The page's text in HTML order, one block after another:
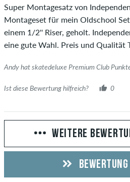
Super Montagesatz von
Montageset für mein Oldschool
einem 1/2'' Riser, geholt.
eine gute Wahl. Preis und Qualität
Andy hat skatedeluxe Premium Club
Ist diese Bewertung hilfreich? 0
WEITERE